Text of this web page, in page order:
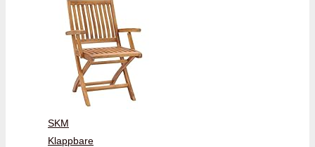
SKM
Klappbare